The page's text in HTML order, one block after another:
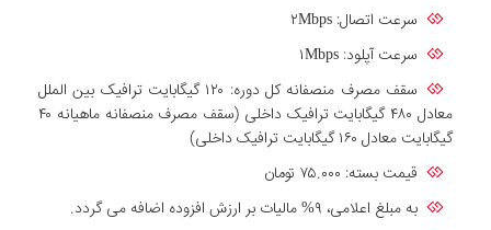
سرعت اتصال: ۲Mbps
سرعت آپلود: ۱Mbps
سقف مصرف منصفانه کل دوره: ۱۲۰ گیگابایت ترافیک بین الملل
معادل ۴۸۰ گیگابایت ترافیک داخلی (سقف مصرف منصفانه ماهیانه ۴۰
گیگابایت معادل ۱۶۰ گیگابایت ترافیک داخلی)
قیمت بسته: ۷۵.۰۰۰ تومان
به مبلغ اعلامی، ۹% مالیات بر ارزش افزوده اضافه می گردد.